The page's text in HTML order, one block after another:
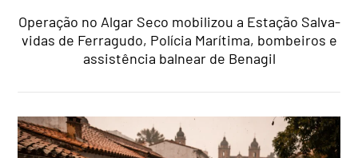
Operação no Algar Seco mobilizou a Estação Salva-
vidas de Ferragudo, Polícia Marítima, bombeiros e
assistência balnear de Benagil